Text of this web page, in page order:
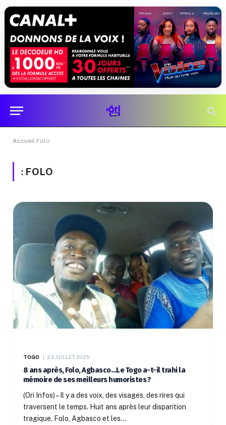
Accueil Folo
: FOLO
TOGO 23 JUILLET 2025
8 ans après, Folo, Agbasco…Le Togo a-t-il trahi la
mémoire de ses meilleurs humoristes ?
(Ori Infos) – Il y a des voix, des visages, des rires qui
traversent le temps. Huit ans après leur disparition
tragique, Folo, Agbasco et les…